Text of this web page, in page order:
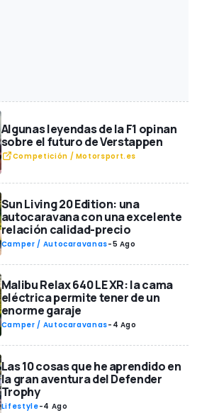
Algunas leyendas de la F1 opinan
sobre el futuro de Verstappen
Competición / Motorsport.es
Sun Living 20 Edition: una
autocaravana con una excelente
relación calidad-precio
Camper / Autocaravanas-5 Ago
Malibu Relax 640 LE XR: la cama
eléctrica permite tener de un
enorme garaje
Camper / Autocaravanas- 4 Ago
Las 10 cosas que he aprendido en
la gran aventura del Defender
Trophy
Lifestyle-4 Ago